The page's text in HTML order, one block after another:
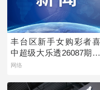
丰台区新手女购彩者喜
中超级大乐透26087期一
等奖
网络